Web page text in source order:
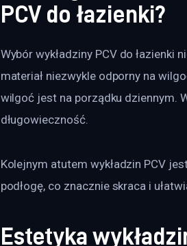
PCV do łazienki?
Wybór wykładziny PCV do
materiał niezwykle odporny na
wilgoć jest na porządku dziennym.
długowieczność.
Kolejnym atutem wykładzin PCV
podłogę, co znacznie skraca i
Estetyka